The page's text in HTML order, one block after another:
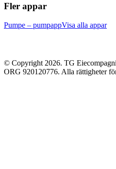
Fler appar
Pumpe – pumpappVisa alla appar
© Copyright 2026. TG
ORG 920120776. Alla rättigheter